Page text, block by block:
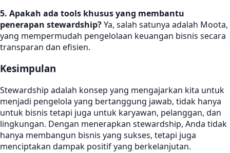
5. Apakah ada tools khusus yang membantu
penerapan stewardship?Ya, salah satunya adalah Moota,
yang mempermudah pengelolaan keuangan bisnis secara
transparan dan efisien.
Kesimpulan
Stewardship adalah konsep yang mengajarkan kita untuk
menjadi pengelola yang bertanggung jawab, tidak hanya
untuk bisnis tetapi juga untuk karyawan, pelanggan, dan
lingkungan. Dengan menerapkan stewardship, Anda tidak
hanya membangun bisnis yang sukses, tetapi juga
menciptakan dampak positif yang berkelanjutan.